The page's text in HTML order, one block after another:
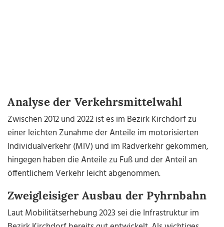
Analyse der Verkehrsmittelwahl
Zwischen 2012 und 2022 ist es im Bezirk Kirchdorf zu
einer leichten Zunahme der Anteile im motorisierten
Individualverkehr (MIV) und im Radverkehr gekommen,
hingegen haben die Anteile zu Fuß und der Anteil an
öffentlichem Verkehr leicht abgenommen.
Zweigleisiger Ausbau der Pyhrnbahn
Laut Mobilitätserhebung 2023 sei die Infrastruktur im